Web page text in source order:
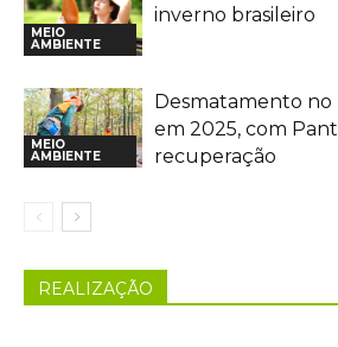
MEIO
AMBIENTE
inverno brasileiro
MEIO
AMBIENTE
Desmatamento no
em 2025, com
recuperação
REALIZAÇÃO